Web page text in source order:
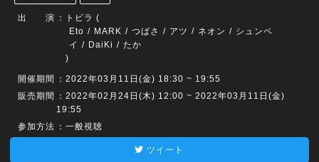
出 演 ：
トビラ (
Eto
MARK つばさ アツ ネオン
シュンペ
イ
DaiKi
たか
)
開催期間
：2022年03月11日(金) 18:30 ~ 19:55
販売期間
：2022年02月24日(木) 12:00 ~ 2022年03月11日(金)
19:55
参加方法 ：一般視聴
ツイート